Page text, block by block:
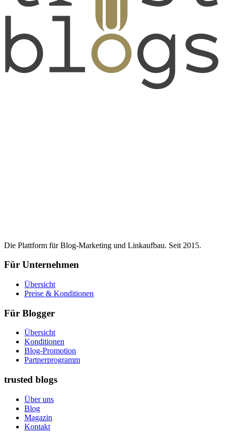
Die Plattform für Blog-Marketing und Linkaufbau. Seit 2015.
Für Unternehmen
Übersicht
Preise & Konditionen
Für Blogger
Übersicht
Konditionen
Blog-Promotion
Partnerprogramm
trusted blogs
Über uns
Blog
Magazin
Kontakt